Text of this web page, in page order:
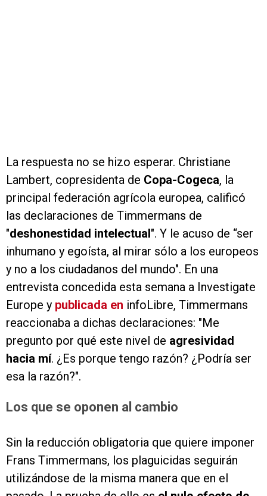
La respuesta no se hizo esperar. Christiane
Lambert, copresidenta de Copa-Cogeca, la
principal federación agrícola europea, calificó
las declaraciones de Timmermans de
"deshonestidad intelectual". Y le acuso de “ser
inhumano y egoísta, al mirar sólo a los europeos
y no a los ciudadanos del mundo". En una
entrevista concedida esta semana a Investigate
Europe y publicada en infoLibre, Timmermans
reaccionaba a dichas declaraciones: "Me
pregunto por qué este nivel de agresividad
hacia mí. ¿Es porque tengo razón? ¿Podría ser
esa la razón?".
Los que se oponen al cambio
Sin la reducción obligatoria que quiere imponer
Frans Timmermans, los plaguicidas seguirán
utilizándose de la misma manera que en el